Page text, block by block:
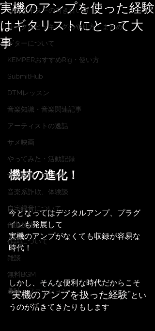
SNSとギターの向き合い方
サークルピッキングのやり方・まとめ
ギターについて
KEMPERおすすめRig・使い方
SubmitHub
DTMレッスン
音楽知識・音楽関連記事
アーティストの逸話
サメ映画
やってみた・活動記録
音楽映画、MV考察
音楽系詐欺、体験談
自宅録音について
作曲技法
作詞について
雑談
無料BGM
趣味・ファッション
実機のアンプを使った経験
はギタリストにとって大
事
機材の進化！
今となってはデジタルアンプ、プラグ
インも発展して
実機のアンプがなくても収録が容易な
時代！
しかし、そんな便利な時代だからこそ
”実機のアンプを扱った経験”とい
うのが活きてきたりもします